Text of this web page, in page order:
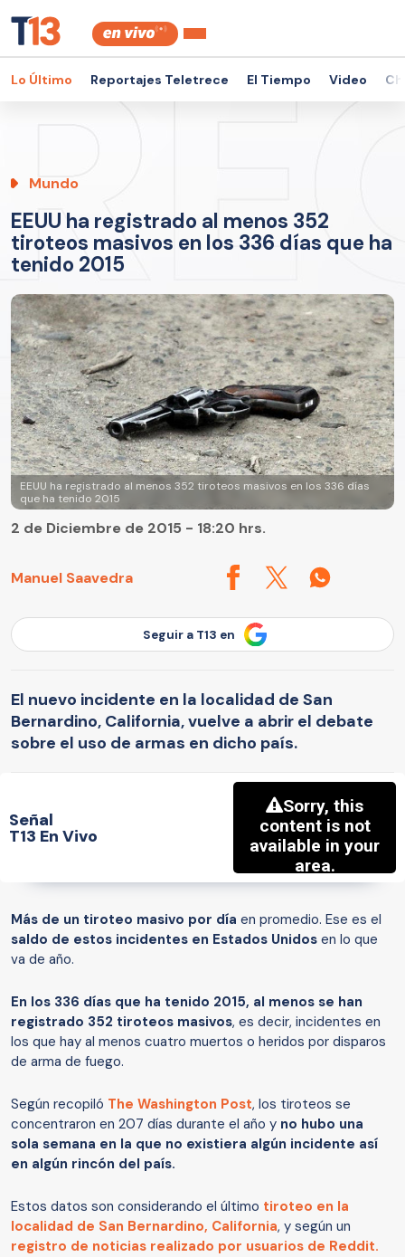
Lo Último Reportajes Teletrece El Tiempo Video
Mundo
EEUU ha registrado al menos 352
tiroteos masivos en los 336 días que ha
tenido 2015
EEUU ha registrado al menos 352 tiroteos masivos en los 336 días
que ha tenido 2015
Manuel Saavedra
2 de Diciembre de 2015 - 18:20 hrs.
Seguir a T13 en
El nuevo incidente en la localidad de San
Bernardino, California, vuelve a abrir el debate
sobre el uso de armas en dicho país.
Señal
T13 En Vivo
Más de un tiroteo masivo por día en promedio. Ese es el
saldo de estos incidentes en Estados Unidos en lo que
va de año.
En los 336 días que ha tenido 2015, al menos se han
registrado 352 tiroteos masivos, es decir, incidentes en
los que hay al menos cuatro muertos o heridos por disparos
de arma de fuego.
Según recopiló The Washington Post, los tiroteos se
concentraron en 207 días durante el año y no hubo una
sola semana en la que no existiera algún incidente así
en algún rincón del país.
Estos datos son considerando el último tiroteo en la
localidad de San Bernardino, California, y según un
registro de noticias realizado por usuarios de Reddit.